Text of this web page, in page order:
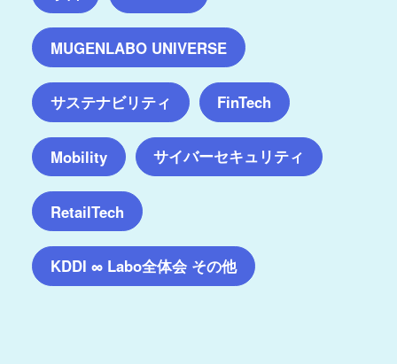
MUGENLABO UNIVERSE
サステナビリティ FinTech
Mobility サイバーセキュリティ
RetailTech
KDDI ∞ Labo全体会 その他